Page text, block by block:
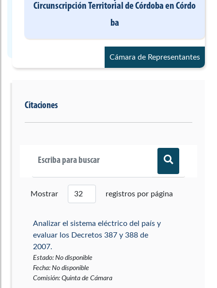
Circunscripción Territorial de CórdobaenCórdo
ba
Cámara de Representantes
Citaciones
Mostrar registros por página
Analizar el sistema eléctrico del país y
evaluar los Decretos 387 y 388 de
2007.
Estado: No disponible
Fecha: No disponible
Comisión: Quinta de Cámara